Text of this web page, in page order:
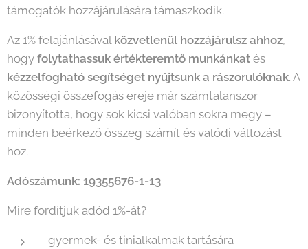
támogatók hozzájárulására támaszkodik.
Az 1% felajánlásával közvetlenül hozzájárulsz ahhoz,
hogy folytathassuk értékteremtő munkánkat és
kézzelfogható segítséget nyújtsunk a rászorulóknak. A
közösségi összefogás ereje már számtalanszor
bizonyította, hogy sok kicsi valóban sokra megy –
minden beérkező összeg számít és valódi változást
hoz.
Adószámunk: 19355676-1-13
Mire fordítjuk adód 1%-át?
gyermek- és tinialkalmak tartására